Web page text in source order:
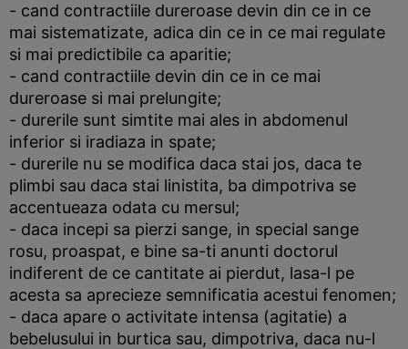
- cand contractiile dureroase devin din ce in ce
mai sistematizate, adica din ce in ce mai regulate
si mai predictibile ca aparitie;
- cand contractiile devin din ce in ce mai
dureroase si mai prelungite;
- durerile sunt simtite mai ales in abdomenul
inferior si iradiaza in spate;
- durerile nu se modifica daca stai jos, daca te
plimbi sau daca stai linistita, ba dimpotriva se
accentueaza odata cu mersul;
- daca incepi sa pierzi sange, in special sange
rosu, proaspat, e bine sa-ti anunti doctorul
indiferent de ce cantitate ai pierdut, lasa-l pe
acesta sa aprecieze semnificatia acestui fenomen;
- daca apare o activitate intensa (agitatie) a
bebelusului in burtica sau, dimpotriva, daca nu-l